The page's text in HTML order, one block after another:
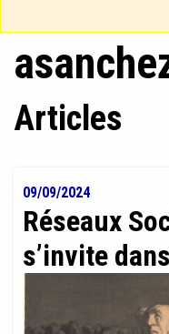
Articles
09/09/2024
Réseaux
s’invite